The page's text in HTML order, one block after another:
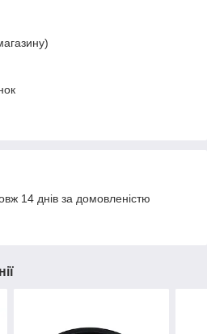
14 днів за домовленістю